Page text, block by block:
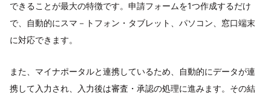
できることが最大の特徴です。申請フォームを1つ作成するだけ
で、自動的にスマ－トフォン・タブレット、パソコン、窓口端末
に対応できます。
また、マイナポータルと連携しているため、自動的にデータが連
携して入力され、入力後は審査・承認の処理に進みます。その結